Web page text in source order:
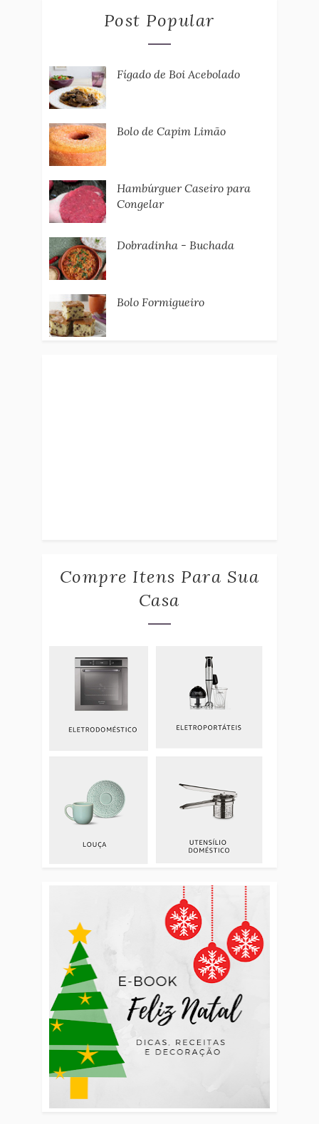
Post Popular
Fígado de Boi Acebolado
Bolo de Capim Limão
Hambúrguer Caseiro para
Congelar
Dobradinha - Buchada
Bolo Formigueiro
Compre Itens Para Sua
Casa